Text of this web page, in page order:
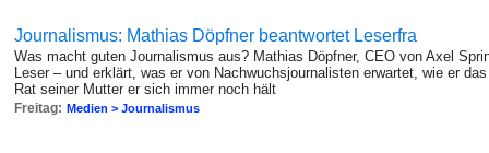
Journalismus: Mathias Döpfner beantwortet Leserfra
Was macht guten Journalismus aus? Mathias Döpfner, CEO von Axel
Leser – und erklärt, was er von Nachwuchsjournalisten erwartet, wie er
Rat seiner Mutter er sich immer noch hält
Freitag: Medien > Journalismus